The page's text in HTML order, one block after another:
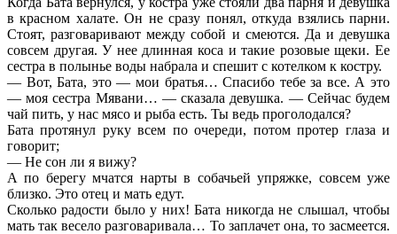
в красном халате. Он не сразу понял, откуда взялись парни.
Стоят, разговаривают между собой и смеются. Да и девушка
совсем другая. У нее длинная коса и такие розовые щеки. Ее
сестра в полынье воды набрала и спешит с котелком к костру.
— Вот, Бата, это — мои братья… Спасибо тебе за все. А это
— моя сестра Мявани… — сказала девушка. — Сейчас будем
чай пить, у нас мясо и рыба есть. Ты ведь проголодался?
Бата протянул руку всем по очереди, потом протер глаза и
говорит;
— Не сон ли я вижу?
А по берегу мчатся нарты в собачьей упряжке, совсем уже
близко. Это отец и мать едут.
Сколько радости было у них! Бата никогда не слышал, чтобы
мать так весело разговаривала… То заплачет она, то засмеется.